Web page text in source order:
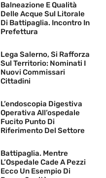
Balneazione E Qualità
Delle Acque Sul Litorale
Di Battipaglia. Incontro In
Prefettura
Lega Salerno, Si Rafforza
Sul Territorio: Nominati I
Nuovi Commissari
Cittadini
L’endoscopia Digestiva
Operativa All’ospedale
Fucito Punto Di
Riferimento Del Settore
Battipaglia. Mentre
L’Ospedale Cade A Pezzi
Ecco Un Esempio Di